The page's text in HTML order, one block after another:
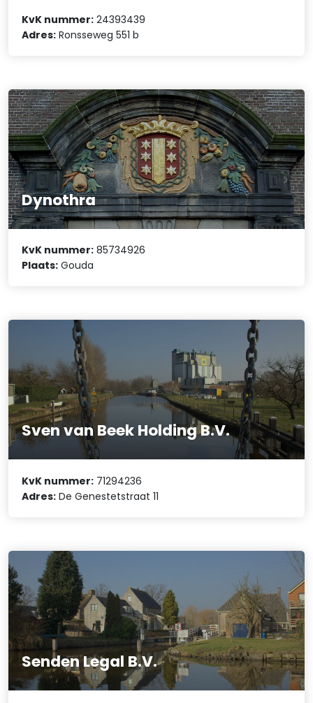
KvK nummer: 24393439
Adres: Ronsseweg 551 b
Dynothra
KvK nummer: 85734926
Plaats: Gouda
Sven van Beek Holding B.V.
KvK nummer: 71294236
Adres: De Genestetstraat 11
Senden Legal B.V.